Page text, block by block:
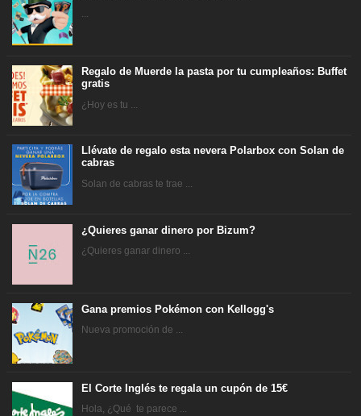
...
Regalo de Muerde la pasta por tu cumpleaños: Buffet
gratis
¿Hoy es tu ...
Llévate de regalo esta nevera Polarbox con Solan de
cabras
Solan de cabras te trae ...
¿Quieres ganar dinero por Bizum?
¿Quieres ganar dinero ...
Gana premios Pokémon con Kellogg's
Nueva promoción de ...
El Corte Inglés te regala un cupón de 15€
Hola, ¿Qué te parece ...